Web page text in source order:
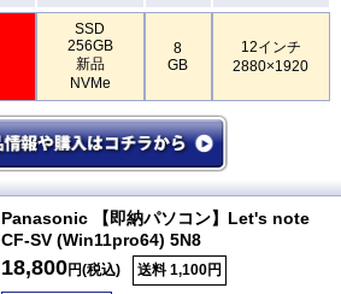
SSD
256GB
新品
NVMe
8
GB
12インチ
2880×1920
Panasonic 【即納パソコン】Let's note
CF-SV (Win11pro64) 5N8
18,800円(税込) 送料 1,100円